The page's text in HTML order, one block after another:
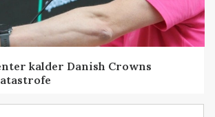
kalder Danish Crowns